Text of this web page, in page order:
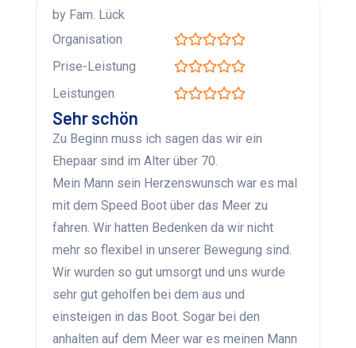
by Fam. Lück
Organisation
Prise-Leistung
Leistungen
Sehr schön
Zu Beginn muss ich sagen das wir ein
Ehepaar sind im Alter über 70.
Mein Mann sein Herzenswunsch war es mal
mit dem Speed Boot über das Meer zu
fahren. Wir hatten Bedenken da wir nicht
mehr so flexibel in unserer Bewegung sind.
Wir wurden so gut umsorgt und uns wurde
sehr gut geholfen bei dem aus und
einsteigen in das Boot. Sogar bei den
anhalten auf dem Meer war es meinen Mann